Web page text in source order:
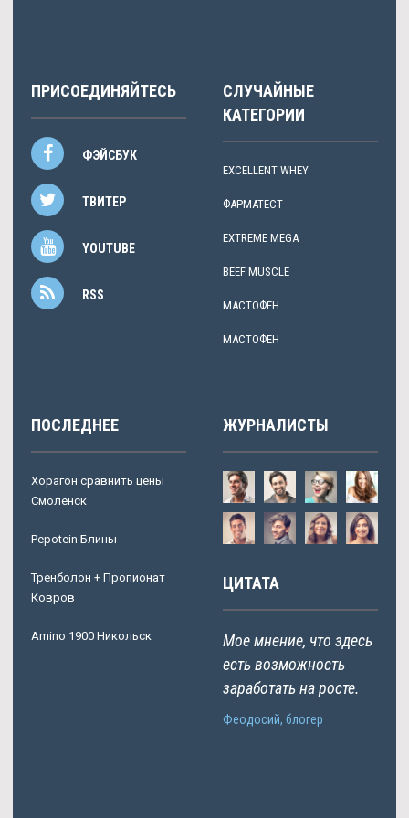
ПРИСОЕДИНЯЙТЕСЬ
ФЭЙСБУК
ТВИТЕР
YOUTUBE
RSS
СЛУЧАЙНЫЕ
КАТЕГОРИИ
EXCELLENT WHEY
ФАРМАТЕСТ
EXTREME MEGA
BEEF MUSCLE
МАСТОФЕН
МАСТОФЕН
ПОСЛЕДНЕЕ
Хорагон сравнить цены
Смоленск
Pepotein Блины
Тренболон + Пропионат
Ковров
Amino 1900 Никольск
ЖУРНАЛИСТЫ
ЦИТАТА
Мое мнение, что здесь
есть возможность
заработать на росте.
Феодосий, блогер